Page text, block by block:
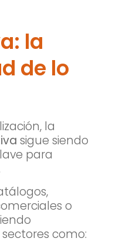
la
de lo
la
sigue siendo
para
o
como: